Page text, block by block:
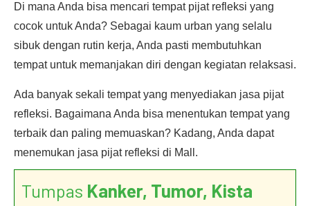
Di mana Anda bisa mencari tempat pijat refleksi yang
cocok untuk Anda? Sebagai kaum urban yang selalu
sibuk dengan rutin kerja, Anda pasti membutuhkan
tempat untuk memanjakan diri dengan kegiatan relaksasi.
Ada banyak sekali tempat yang menyediakan jasa pijat
refleksi. Bagaimana Anda bisa menentukan tempat yang
terbaik dan paling memuaskan? Kadang, Anda dapat
menemukan jasa pijat refleksi di Mall.
Tumpas Kanker, Tumor, Kista